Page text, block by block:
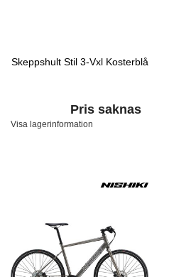
Skeppshult Stil 3-Vxl Kosterblå
Pris saknas
Visa lagerinformation